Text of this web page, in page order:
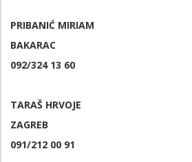
PRIBANIĆ MIRIAM
BAKARAC
092/324 13 60
TARAŠ HRVOJE
ZAGREB
091/212 00 91